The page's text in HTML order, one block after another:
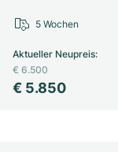
€ 5.850
Aktueller Neupreis:
€ 6.500
5 Wochen